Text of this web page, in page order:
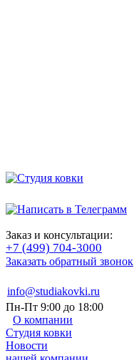
Заказ и консультации:
+7 (499) 704-3000
Заказать обратный звонок
info@studiakovki.ru
Пн-Пт 9:00 до 18:00
О компании
Студия ковки
Новости